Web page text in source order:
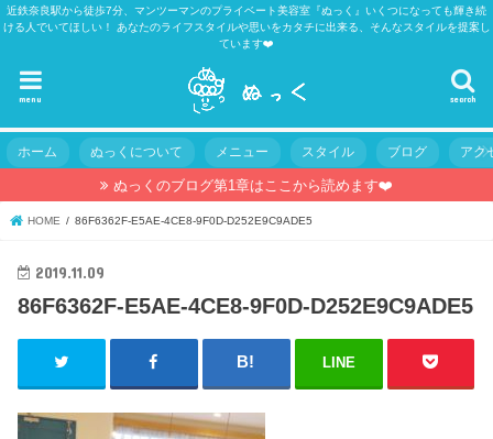
近鉄奈良駅から徒歩7分、マンツーマンのプライベート美容室『ぬっく』いくつになっても輝き続
ける人でいてほしい！ あなたのライフスタイルや思いをカタチに出来る、そんなスタイルを提案し
ています❤️
search
menu
ホーム ぬっくについて メニュー スタイル ブログ アク
ぬっくのブログ第1章はここから読めます❤️
HOME 86F6362F-E5AE-4CE8-9F0D-D252E9C9ADE5
2019.11.09
86F6362F-E5AE-4CE8-9F0D-D252E9C9ADE5
LINE